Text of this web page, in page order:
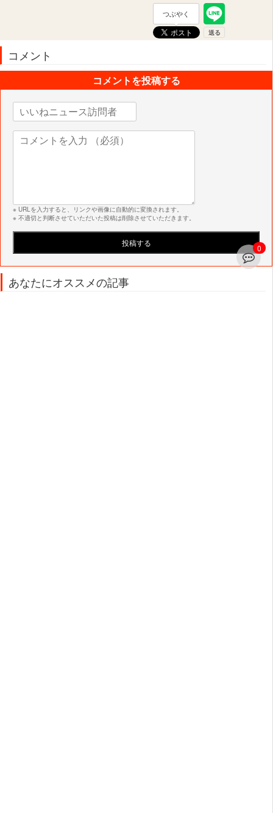
つぶやく
コメント
0
コメントを投稿する
※ URLを入力すると、リンクや画像に自動的に変換されます。
※ 不適切と判断させていただいた投稿は削除させていただきます。
あなたにオススメの記事